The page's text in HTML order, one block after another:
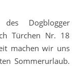
Türchen Nr. 18
machen wir uns
Sommerurlaub.